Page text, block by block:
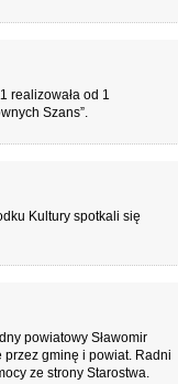
realizowała od 1
Szans”.
Kultury spotkali się
powiatowy Sławomir
przez gminę i powiat. Radni
ze strony Starostwa.